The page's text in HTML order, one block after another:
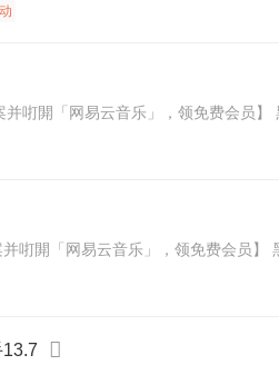
咑閞「网易云音乐」，领免费会员
咑閞「网易云音乐」，领免费会员